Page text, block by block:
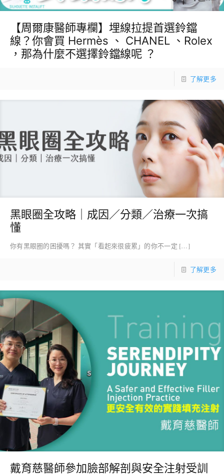
【周爾康醫師專欄】埋線拉提首選鈴鐺
線？你會買 Hermès 、 CHANEL 、Rolex
，那為什麼不選擇鈴鐺線呢 ？
了解更多
黑眼圈全攻略｜成因／分類／治療一次搞
懂
你有黑眼圈的困擾嗎？ 其實「看起來很疲累」的你不一定 […]
了解更多
戴育慈醫師參加臉部解剖與安全注射受訓